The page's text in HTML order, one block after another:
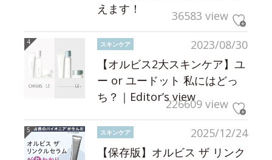
えます！
36583 view
2023/08/30
スキンケア
【オルビス2大スキンケア】ユ
ー or ユードット 私にはどっ
ち？｜Editor’s view226609 view
2025/12/24
スキンケア
【保存版】オルビス ザ リンク